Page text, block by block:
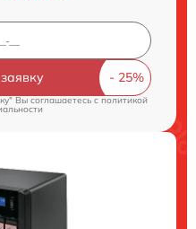
Вы соглашаетесь cполитикой